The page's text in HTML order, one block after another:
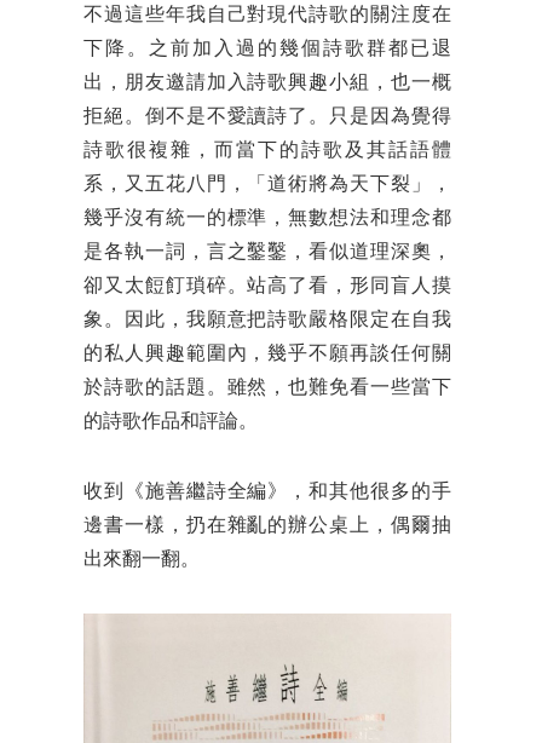
不過這些年我自己對現代詩歌的關注度在
下降。之前加入過的幾個詩歌群都已退
出，朋友邀請加入詩歌興趣小組，也一概
拒絕。倒不是不愛讀詩了。只是因為覺得
詩歌很複雜，而當下的詩歌及其話語體
系，又五花八門，「道術將為天下裂」，
幾乎沒有統一的標準，無數想法和理念都
是各執一詞，言之鑿鑿，看似道理深奧，
卻又太餖飣瑣碎。站高了看，形同盲人摸
象。因此，我願意把詩歌嚴格限定在自我
的私人興趣範圍內，幾乎不願再談任何關
於詩歌的話題。雖然，也難免看一些當下
的詩歌作品和評論。
收到《施善繼詩全編》，和其他很多的手
邊書一樣，扔在雜亂的辦公桌上，偶爾抽
出來翻一翻。